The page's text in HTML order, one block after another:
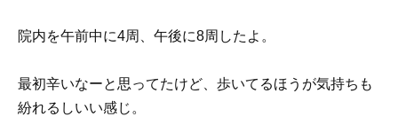
院内を午前中に4周、午後に8周したよ。
最初辛いなーと思ってたけど、歩いてるほうが気持ちも
紛れるしいい感じ。